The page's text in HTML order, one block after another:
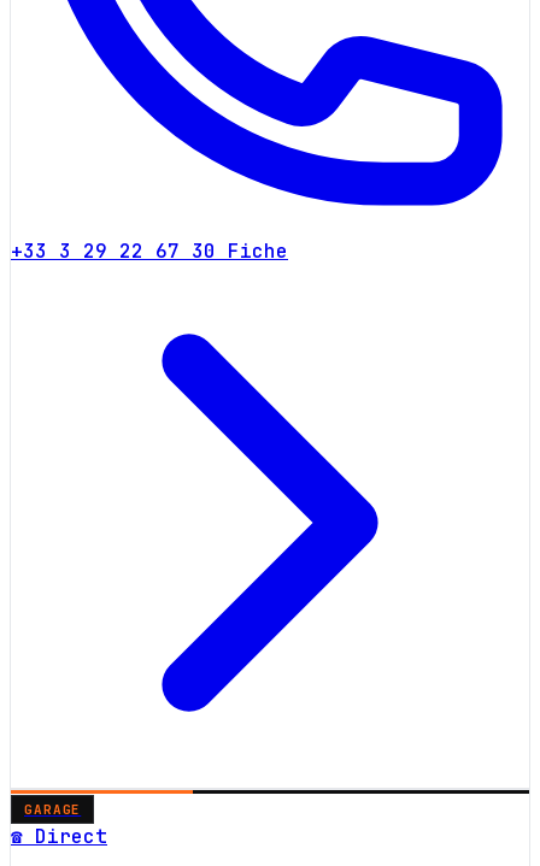
+33 3 29 22 67 30 Fiche
GARAGE
☎ Direct